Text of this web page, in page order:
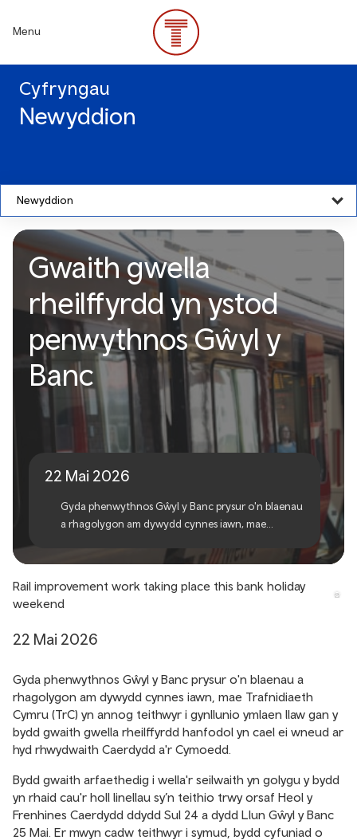
content
Menu
Cyfryngau
Newyddion
Newyddion
Gwaith gwella rheilffyrdd
yn ystod penwythnos Gŵyl
y Banc
Gwaith gwella
rheilffyrdd yn ystod
penwythnos Gŵyl y
Banc
22 Mai 2026
Gyda phenwythnos Gŵyl y Banc prysur o'n blaenau
a rhagolygon am dywydd cynnes iawn, mae
gynllunio ymlaen llaw gan y bydd gwaith gwella
rhwydwaith Caerdydd a'r Cymoedd.
Rail improvement work taking place this bank holiday
weekend
22 Mai 2026
Gyda phenwythnos Gŵyl y Banc prysur o'n blaenau a
rhagolygon am dywydd cynnes iawn, mae Trafnidiaeth
Cymru (TrC) yn annog teithwyr i gynllunio ymlaen llaw gan y
bydd gwaith gwella rheilffyrdd hanfodol yn cael ei wneud ar
hyd rhwydwaith Caerdydd a'r Cymoedd.
Bydd gwaith arfaethedig i wella'r seilwaith yn golygu y bydd
yn rhaid cau'r holl linellau sy’n teithio trwy orsaf Heol y
Frenhines Caerdydd ddydd Sul 24 a dydd Llun Gŵyl y Banc
25 Mai. Er mwyn cadw teithwyr i symud, bydd cyfuniad o